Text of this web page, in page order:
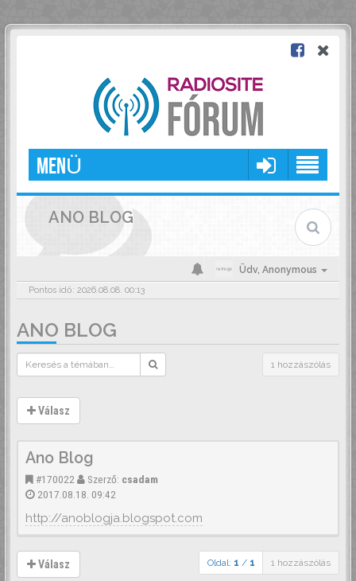
MENÜ
ANO BLOG
Üdv, Anonymous
Pontos idő: 2026.08.08. 00:13
ANO BLOG
1 hozzászólás
Válasz
Ano Blog
#170022 Szerző: csadam
2017.08.18. 09:42
http://anoblogja.blogspot.com
Válasz Oldal: 1 / 1 1 hozzászólás